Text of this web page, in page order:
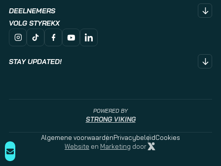
Download Rulebook
Trainen voor STYREKX
Veelgestelde vragen
Partnerclubs
Mediakit
Actueel
Hartstichting
DEELNEMERS
Accountomgeving
VOLG STYREKX
STAY UPDATED!
Algemene voorwaardenPrivacybeleidCookies
POWERED BY
STRONG VIKING
Website en Marketing door